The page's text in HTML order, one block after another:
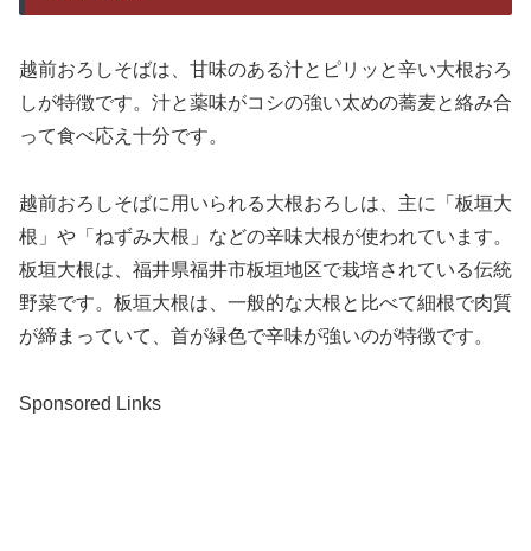
越前おろしそばは、甘味のある汁とピリッと辛い大根おろ
しが特徴です。汁と薬味がコシの強い太めの蕎麦と絡み合
って食べ応え十分です。
越前おろしそばに用いられる大根おろしは、主に「板垣大
根」や「ねずみ大根」などの辛味大根が使われています。
板垣大根は、福井県福井市板垣地区で栽培されている伝統
野菜です。板垣大根は、一般的な大根と比べて細根で肉質
が締まっていて、首が緑色で辛味が強いのが特徴です。
Sponsored Links